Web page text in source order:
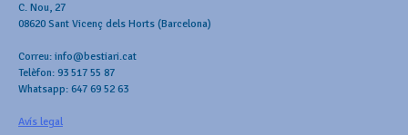
C. Nou, 27
08620 Sant Vicenç dels Horts (Barcelona)
Correu: info@bestiari.cat
Telèfon: 93 517 55 87
Whatsapp: 647 69 52 63
Avís legal